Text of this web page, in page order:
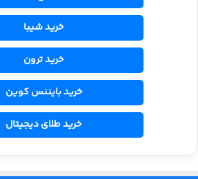
خرید شیبا
خرید ترون
خرید بایننس کوین
خرید طلای دیجیتال